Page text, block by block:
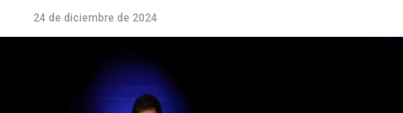
24 de diciembre de 2024